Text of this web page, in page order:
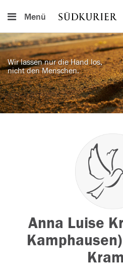
Menü
Wir lassen nur die Hand los,
nicht den Menschen.
Anna Luise